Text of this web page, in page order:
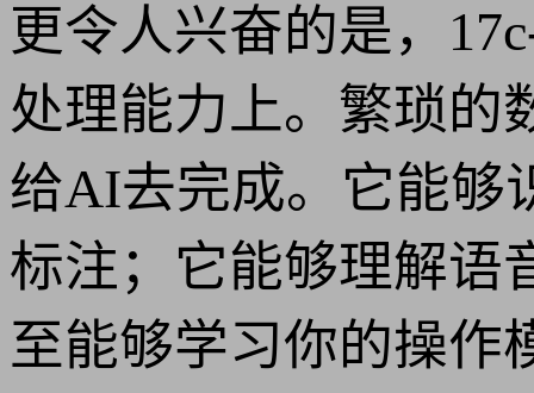
更令人兴奋的是，
处理能力上。繁琐的
给AI去完成。它能够
标注；它能够理解语
至能够学习你的操作